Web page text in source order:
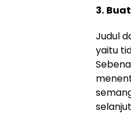
3.
Judul
yaitu